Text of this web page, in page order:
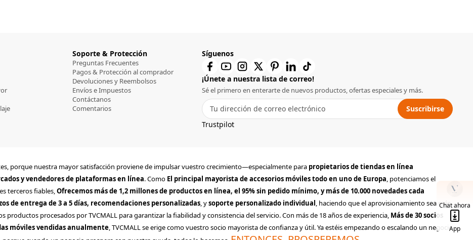
Chat ahora
App
Soporte & Protección
Preguntas Frecuentes
Pagos & Protección al comprador
Devoluciones y Reembolsos
Envíos e Impuestos
Contáctanos
Comentarios
Síguenos
¡Únete a nuestra lista de correo!
Sé el primero en enterarte de nuevos productos, ofertas especiales y más.
Suscribirse
Trustpilot
porque nuestra mayor satisfacción proviene de impulsar vuestro crecimiento—especialmente para propietarios de tiendas en línea
y vendedores de plataformas en línea. Como El principal mayorista de accesorios móviles todo en uno de Europa, potenciamos el
terceros fiables,Ofrecemos más de 1,2 millones de productos en línea, el 95% sin pedido mínimo, y más de 10.000 novedades cada
de entrega de 3 a 5 días, recomendaciones personalizadas, ysoporte personalizado individual, haciendo que el aprovisionamiento sea más
procesados por TVCMALL para garantizar la fiabilidad y consistencia del servicio. Con más de 18 años de experiencia, Más de 30 socios
móviles vendidas anualmente, TVCMALL se erige como vuestro socio mayorista de confianza y útil. Ya estéis empezando o escalando un negocio